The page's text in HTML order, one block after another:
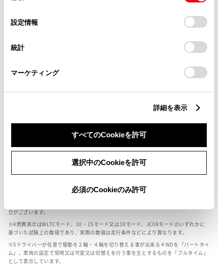
デバイスにすべてのCookie(クッキー)が保存されることに同
意したことになります。Cookie(クッキー)のオプトアウト、
設定の変更、同意を撤回したりするにあたっては、当社の
「Cookie（クッキー）情報の取り扱いについて
」をご覧くだ
設定情報
統計
マーケティング
詳細を表示
すべてのCookieを許可
選択中のCookieを許可
必須のCookieのみ許可
車の種類、仕様により数値が複数ある場合とサスペンション形式などにより、ホイ
合がございます。
燃費表示はWLTCモード、10・15モード又は10モード、JC08モードのいずれかに
基づいた試験上の数値であり、実際の数値は走行条件などにより異なります。
ドライバーが任意で駆動を２輪・４輪を切り替える事が出来る４WDを「パートタイ
ム」、車両の設定で常時又は可変又は切替えを行う事を主とするものを「フルタイム」
として表示しています。